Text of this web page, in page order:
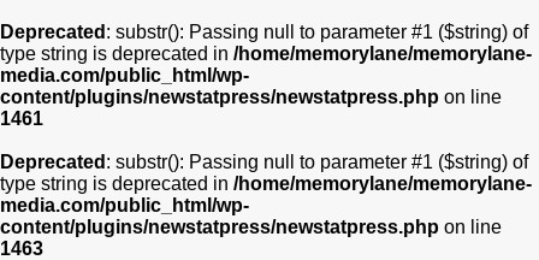
Deprecated : substr(): Passing null to parameter #1 ($string) of
type string is deprecated in /home/memorylane/memorylane-
media.com/public_html/wp-
content/plugins/newstatpress/newstatpress.php on line
1461
Deprecated : substr(): Passing null to parameter #1 ($string) of
type string is deprecated in /home/memorylane/memorylane-
media.com/public_html/wp-
content/plugins/newstatpress/newstatpress.php on line
1463